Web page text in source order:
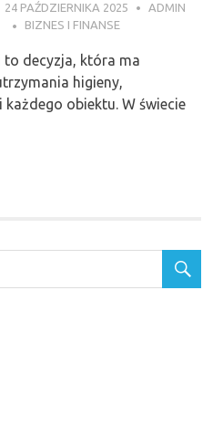
24 PAŹDZIERNIKA 2025
ADMIN
BIZNES I FINANSE
decyzja, która ma
higieny,
każdego obiektu. W świecie